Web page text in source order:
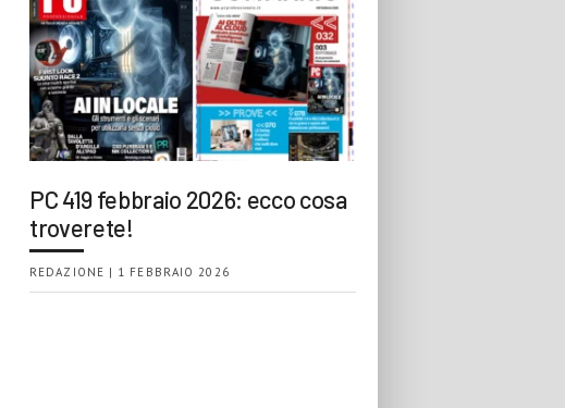
PC 419 febbraio 2026: ecco cosa
troverete!
REDAZIONE | 1 FEBBRAIO 2026